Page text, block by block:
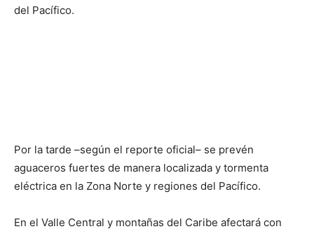
del Pacífico.
Por la tarde –según el reporte oficial– se prevén
aguaceros fuertes de manera localizada y tormenta
eléctrica en la Zona Norte y regiones del Pacífico.
En el Valle Central y montañas del Caribe afectará con